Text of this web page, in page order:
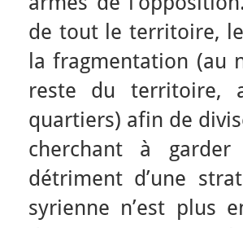
de tout le territoire,
la fragmentation (au
reste du territoire,
quartiers) afin de
cherchant à
détriment d’une
syrienne n’est plus